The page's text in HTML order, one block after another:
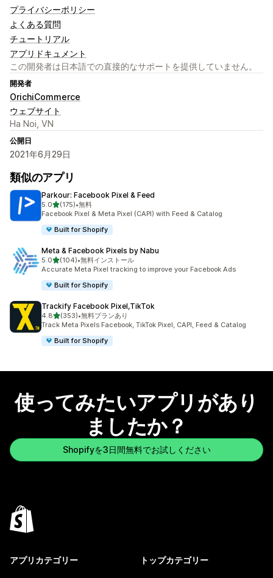
プライバシーポリシー
よくある質問
チュートリアル
アプリドキュメント
この開発者は日本語での直接的なサポートを提供していません。
開発者
OrichiCommerce
ウェブサイト
Ha Noi, VN
公開日
2021年6月29日
類似のアプリ
Parkour: Facebook Pixel & Feed
5.05つ星中
(175)
合計レビュー数：175件
•無料
Facebook Pixel & Meta Pixel (CAPI) with Feed & Catalog
Built for Shopify
Meta & Facebook Pixels by Nabu
5.05つ星中
(104)
合計レビュー数：104件
•無料インストール
Accurate Meta Pixel tracking to improve your Facebook Ads
Built for Shopify
Trackify Facebook Pixel,TikTok
4.85つ星中
(353)
合計レビュー数：353件
•無料プランあり
Track Meta Pixels Facebook, TikTok Pixel, CAPI, Feed & Catalog
Built for Shopify
使ってみたいアプリがあり
ましたか？
Shopifyを3日間無料でお試しください
アプリカテゴリー トップカテゴリー